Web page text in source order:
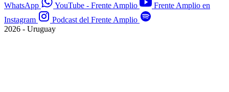
WhatsApp YouTube - Frente Amplio
Frente Amplio en
Instagram
Podcast del Frente Amplio
2026 - Uruguay